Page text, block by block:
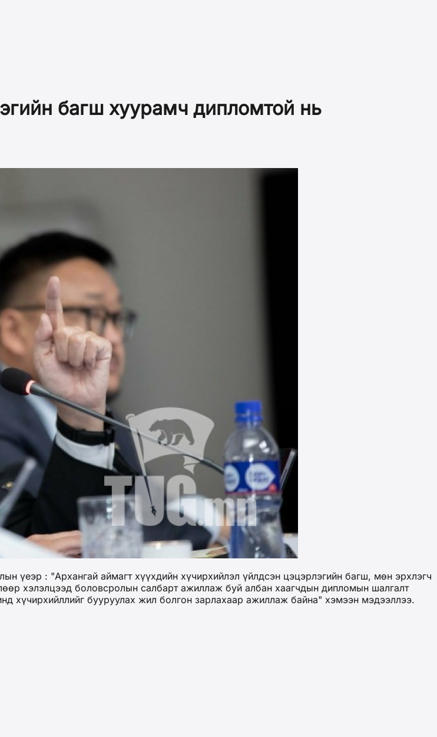
багш хуурамч дипломтой нь
үеэр : "Архангай аймагт хүүхдийн хүчирхийлэл үйлдсэн цэцэрлэгийн багш, мөн эрхлэгч
хэлэлцээд боловсролын салбарт ажиллаж буй албан хаагчдын дипломын шалгалт
хүчирхийллийг бууруулах жил болгон зарлахаар ажиллаж байна" хэмээн мэдээллээ.